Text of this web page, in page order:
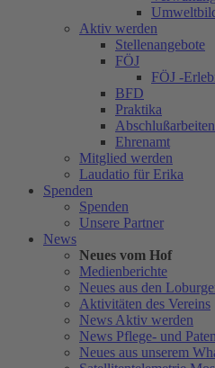
Aktiv werden
Stellenangebote
FÖJ
FÖJ -
BFD
Praktika
Abschlußarbeiten
Ehrenamt
Mitglied werden
Laudatio für Erika
Spenden
Spenden
Unsere Partner
News
Neues vom Hof
Medienberichte
Neues aus den
Aktivitäten des Vereins
News Aktiv werden
News Pflege- und
Neues aus unserem